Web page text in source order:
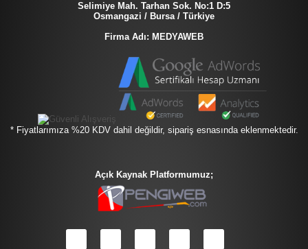
Selimiye Mah. Tarhan Sok. No:1 D:5
Osmangazi / Bursa / Türkiye
Firma Adı: MEDYAWEB
* Fiyatlarımıza %20 KDV dahil değildir, sipariş esnasında eklenmektedir.
Açık Kaynak Platformumuz;